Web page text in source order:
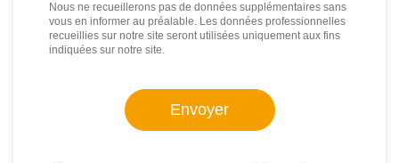
Nous ne recueillerons pas de données supplémentaires sans
vous en informer au préalable. Les données professionnelles
recueillies sur notre site seront utilisées uniquement aux fins
indiquées sur notre site.